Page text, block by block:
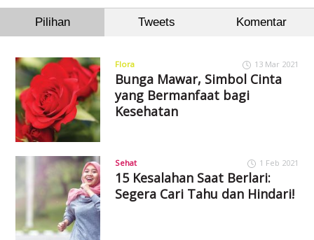
Pilihan Tweets Komentar
Flora 13 Mar 2021
Bunga Mawar, Simbol Cinta
yang Bermanfaat bagi
Kesehatan
Sehat 1 Feb 2021
15 Kesalahan Saat Berlari:
Segera Cari Tahu dan Hindari!